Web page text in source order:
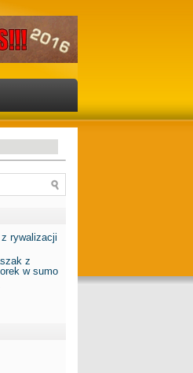
rywalizacji
z
w sumo